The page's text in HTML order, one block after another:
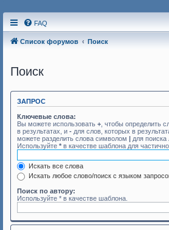
FAQ
Список форумов Поиск
Поиск
ЗАПРОС
Ключевые слова:
Вы можете использовать + , чтобы определить
в результатах, и - для слов, которых в
можете разделить слова символом | для поиска
Используйте * в качестве шаблона для
Искать все слова
Искать любое слово/поиск с языком
Поиск по автору:
Используйте * в качестве шаблона.